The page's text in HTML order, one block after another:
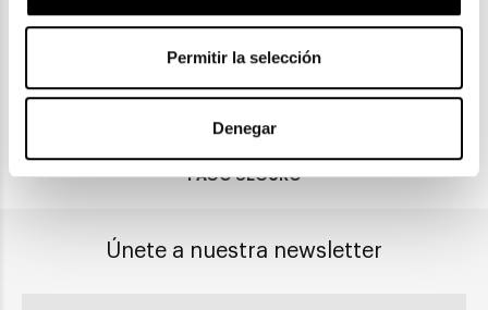
Permitir la selección
Denegar
CLICK & COLLECT
Recogida en tienda
PAGO SEGURO
Únete a nuestra newsletter